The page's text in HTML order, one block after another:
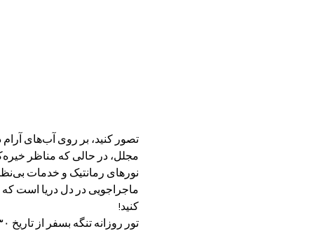
کنید!
تور روزانه تنگه بسفر از تاریخ ۳۰ آگوست هر جمعه ، دوشنبه ، چهرشنبه برگزارخواهد شد.